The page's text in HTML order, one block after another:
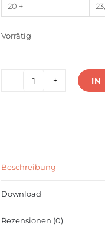
Vorrätig
20 +
US-
IN
Beschreibung
Download
Rezensionen (0)